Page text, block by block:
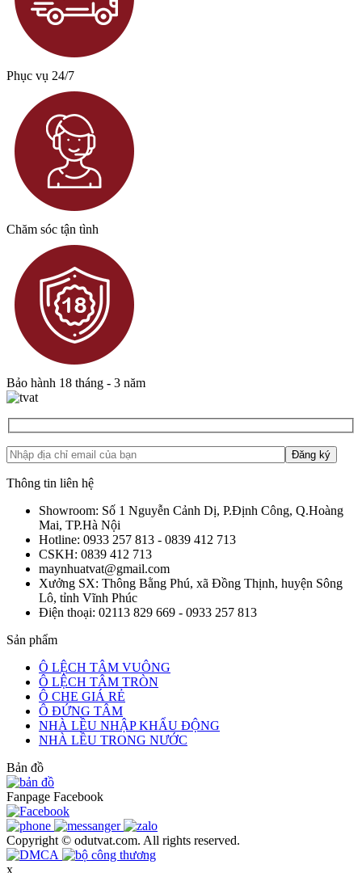
Phục vụ 24/7
Chăm sóc tận tình
Bảo hành 18 tháng - 3 năm
Thông tin liên hệ
Showroom: Số 1 Nguyễn Cảnh Dị, P.Định Công, Q.Hoàng
Mai, TP.Hà Nội
Hotline: 0933 257 813 - 0839 412 713
CSKH: 0839 412 713
maynhuatvat@gmail.com
Xưởng SX: Thông Bằng Phú, xã Đồng Thịnh, huyện Sông
Lô, tỉnh Vĩnh Phúc
Điện thoại: 02113 829 669 - 0933 257 813
Sản phẩm
Ô LỆCH TÂM VUÔNG
Ô LỆCH TÂM TRÒN
Ô CHE GIÁ RẺ
Ô ĐỨNG TÂM
NHÀ LỀU NHẬP KHẨU ĐỘNG
NHÀ LỀU TRONG NƯỚC
Bản đồ
Fanpage Facebook
Copyright © odutvat.com. All rights reserved.
x